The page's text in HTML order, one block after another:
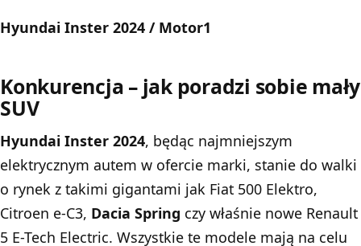
Hyundai Inster 2024 / Motor1
Konkurencja – jak poradzi sobie mały
SUV
Hyundai Inster 2024, będąc najmniejszym
elektrycznym autem w ofercie marki, stanie do walki
o rynek z takimi gigantami jak Fiat 500 Elektro,
Citroen e-C3, Dacia Spring czy właśnie nowe Renault
5 E-Tech Electric. Wszystkie te modele mają na celu